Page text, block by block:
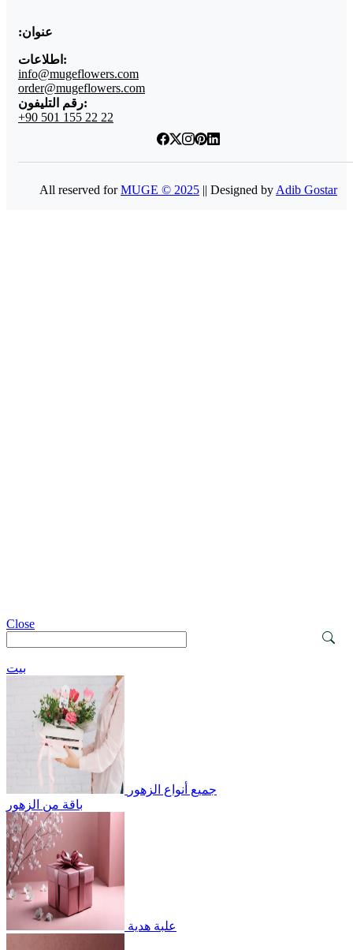
عنوان:
اطلاعات:
info@mugeflowers.com
order@mugeflowers.com
رقم التليفون:
+90 501 155 22 22
All reserved forMUGE © 2025 || Designed by Adib Gostar
Close
بيت
جميع أنواع الزهور
باقة من الزهور
علبة هدية